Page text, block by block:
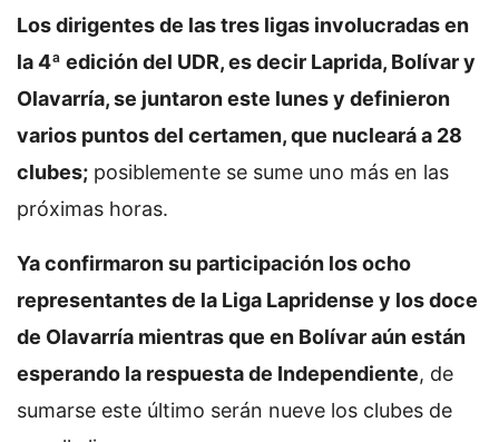
Los dirigentes de las tres ligas involucradas en
la 4ª edición del UDR, es decir Laprida, Bolívar y
Olavarría, se juntaron este lunes y definieron
varios puntos del certamen, que nucleará a 28
clubes; posiblemente se sume uno más en las
próximas horas.
Ya confirmaron su participación los ocho
representantes de la Liga Lapridense y los doce
de Olavarría mientras que en Bolívar aún están
esperando la respuesta de Independiente, de
sumarse este último serán nueve los clubes de